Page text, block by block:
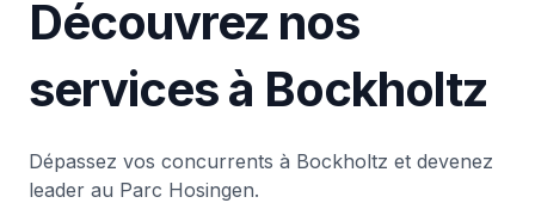
Découvrez nos
services à Bockholtz
Dépassez vos concurrents à Bockholtz et devenez
leader au Parc Hosingen.